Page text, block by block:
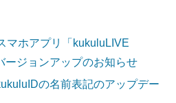
マホアプリ「kukuluLIVE
ージョンアップのお知らせ
の名前表記のアップデー